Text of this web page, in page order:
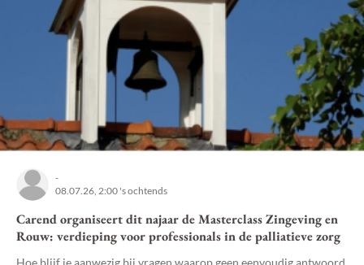
-
08.07.26, 2:00 's ochtends
Carend organiseert dit najaar de Masterclass Zingeving en
Rouw: verdieping voor professionals in de palliatieve zorg
Hoe blijf je aanwezig bij vragen waarop geen eenvoudig antwoord